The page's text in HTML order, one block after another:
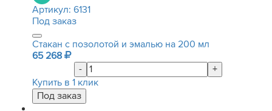
Артикул: 6131
Под заказ
Стакан с позолотой и эмалью на 200 мл
65 268
-
+
Купить в 1 клик